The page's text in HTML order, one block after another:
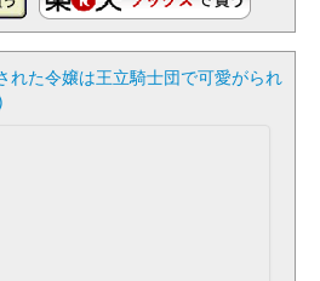
れた令嬢は王立騎士団で可愛がられ